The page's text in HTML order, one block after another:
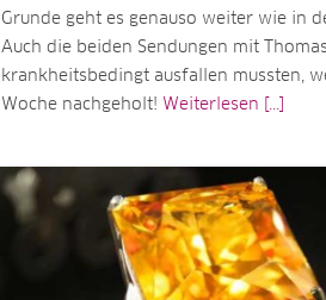
Grunde geht es genauso weiter wie in
Auch die beiden Sendungen mit
krankheitsbedingt ausfallen mussten,
Woche nachgeholt! Weiterlesen [...]